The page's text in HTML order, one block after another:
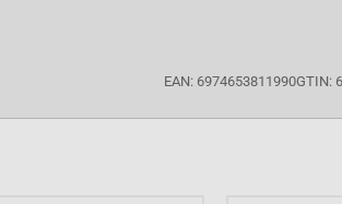
EAN: 6974653811990GTIN: